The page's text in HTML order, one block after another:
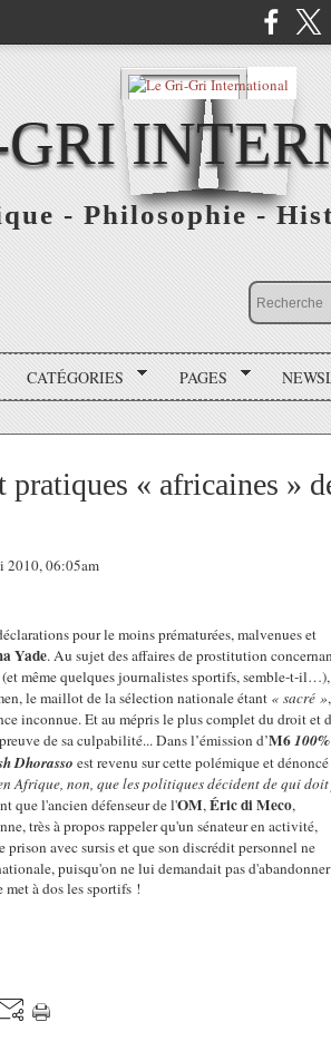
- Philosophie -
CATÉGORIES PAGES
pratiques « africaines »
2010, 06:05am
pour le moins prématurées, malvenues et
Yade. Au sujet des affaires de prostitution
même quelques journalistes sportifs, semble-t-
le maillot de la sélection nationale étant « sacré »
inconnue. Et au mépris le plus complet du droit et
de sa culpabilité... Dans l’émission d’M6100%
Dhorasso est revenu sur cette polémique et
Afrique, non, que les politiques décident de qui
que l'ancien défenseur de l'OM,Éric di Meco,
très à propos rappeler qu'un sénateur en activité,
prison avec sursis et que son discrédit personnel ne
puisqu'on ne lui demandait pas
met à dos les sportifs !